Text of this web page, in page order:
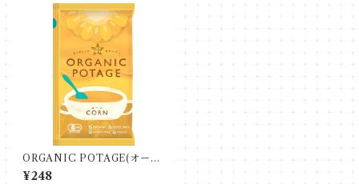
ORGANIC POTAGE(オーガ
ニックポタージュ)コーン
¥248